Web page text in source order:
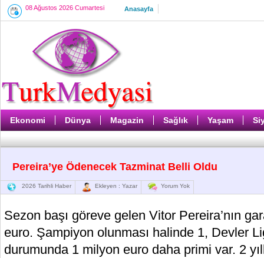
08 Ağustos 2026 Cumartesi Anasayfa
Ekonomi Dünya Magazin Sağlık Yaşam
Pereira’ye Ödenecek Tazminat Belli Oldu
2026 Tarihli Haber Ekleyen : Yazar Yorum Yok
Sezon başı göreve gelen Vitor Pereira’nın
euro. Şampiyon olunması halinde 1, Devler
durumunda 1 milyon euro daha primi var. 2